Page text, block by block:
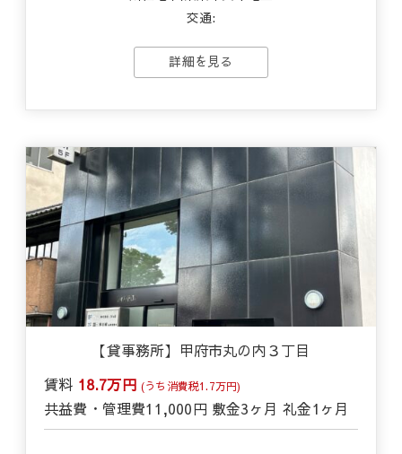
交通:
詳細を見る
【貸事務所】甲府市丸の内３丁目
賃料 18.7万円 (うち消費税1.7万円)
共益費・管理費11,000円 敷金3ヶ月 礼金1ヶ月